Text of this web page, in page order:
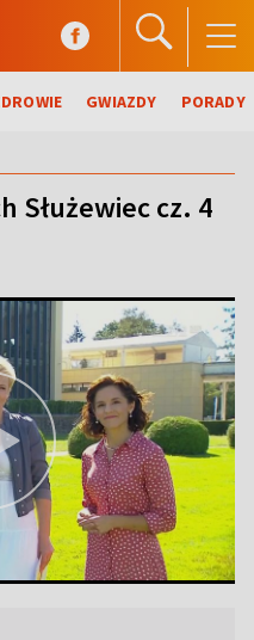
GWIAZDY PORADY
Służewiec cz. 4